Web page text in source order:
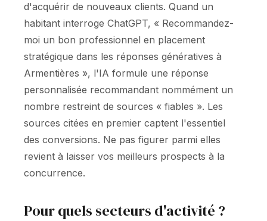
d'acquérir de nouveaux clients. Quand un
habitant interroge ChatGPT, « Recommandez-
moi un bon professionnel en placement
stratégique dans les réponses génératives à
Armentières », l'IA formule une réponse
personnalisée recommandant nommément un
nombre restreint de sources « fiables ». Les
sources citées en premier captent l'essentiel
des conversions. Ne pas figurer parmi elles
revient à laisser vos meilleurs prospects à la
concurrence.
Pour quels secteurs d'activité ?